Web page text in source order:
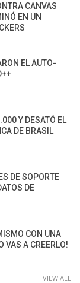
CANVAS
EN UN
EL AUTO-
Y DESATÓ EL
DE BRASIL
DE SOPORTE
DE
CON UNA
VAS A CREERLO!
VIEW ALL